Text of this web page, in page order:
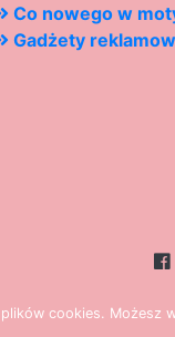
Co nowego w
Gadżety
cookies. Możesz